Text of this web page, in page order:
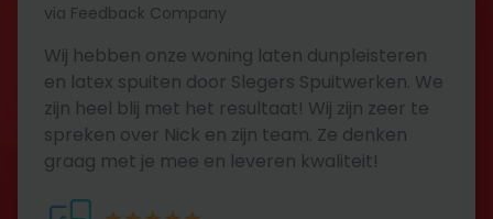
via Feedback Company
Wij hebben onze woning laten dunpleisteren
en latex spuiten door Slegers Spuitwerken. We
zijn heel blij met het resultaat! Wij zijn zeer te
spreken over Nick en zijn team. Ze denken
graag met je mee en leveren kwaliteit!